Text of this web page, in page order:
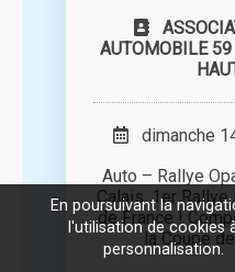
AUTOMOBILE 59
dimanche
Auto – Rallye
Calais. 1er
de France !
la Coupe
En poursuivant la
l'utilisation de cookies
personnalisation.